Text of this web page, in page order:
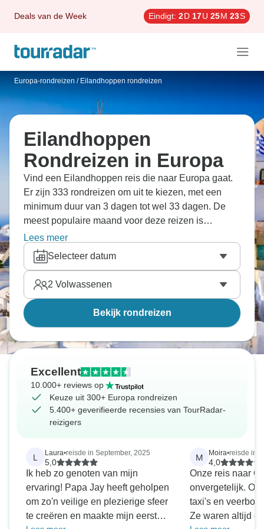
Deals van de Week Eindigt: 2D 17U 25M 22S
Europa-rondreizen / Eilandhoppen rondreizen
Eilandhoppen
Rondreizen in Europa
Vind een Eilandhoppen reis die naar Europa gaat.
Er zijn 333 rondreizen om uit te kiezen, met een
minimum duur van 3 dagen tot wel 33 dagen. De
meest populaire maand voor deze reizen is
september, dan beginnen de meeste reizen.
Lees meer
Selecteer datum
2 Volwassenen
Bekijk rondreizen
Excellent
10.000+ reviews op
Keuze uit 300+ Europa rondreizen
5.400+ geverifieerde recensies van TourRadar-
reizigers
L Laura•reisde in September, 2025
5,0
Ik heb zo genoten van mijn
ervaring! Papa Jay heeft geholpen
om zo'n veilige en plezierige sfeer
te creëren en maakte mijn eerste
M Moira•reisde in
4,0
Onze reis naar
onvergetelijk.
taxi's en
Ze waren altijd